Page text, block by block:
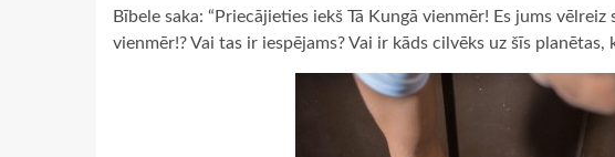
Bībele saka: “Priecājieties iekš Tā Kungā vienmēr! Es jums
vienmēr!? Vai tas ir iespējams? Vai ir kāds cilvēks uz šīs